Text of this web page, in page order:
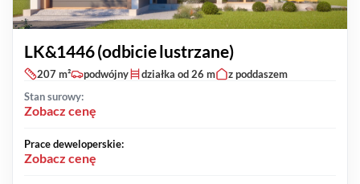
LK&1446 (odbicie lustrzane)
207 m² podwójny działka od 26 m
z poddaszem
Stan surowy:
Zobacz cenę
Prace deweloperskie:
Zobacz cenę